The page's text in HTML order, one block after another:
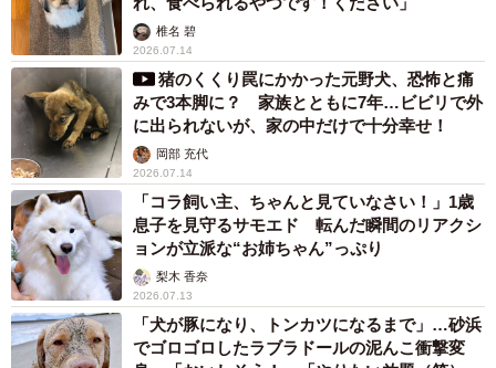
椎名 碧
2026.07.14
猪のくくり罠にかかった元野犬、恐怖と痛
みで3本脚に？ 家族とともに7年…ビビリで外
に出られないが、家の中だけで十分幸せ！
岡部 充代
2026.07.14
「コラ飼い主、ちゃんと見ていなさい！」1歳
息子を見守るサモエド 転んだ瞬間のリアクシ
ョンが立派な“お姉ちゃん”っぷり
梨木 香奈
2026.07.13
「犬が豚になり、トンカツになるまで」…砂浜
でゴロゴロしたラブラドールの泥んこ衝撃変